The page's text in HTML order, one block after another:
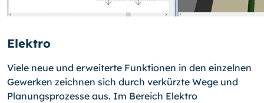
Elektro
Viele neue und erweiterte Funktionen in den einzelnen
Gewerken zeichnen sich durch verkürzte Wege und
Planungsprozesse aus. Im Bereich Elektro